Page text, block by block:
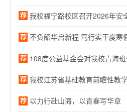
我校福宁路校区召开2026年安
不负韶华启新程 笃行实干度寒
108度公益基金会对我校青海
我校江苏省基础教育前瞻性教
以力行赴山海，以青春写华章